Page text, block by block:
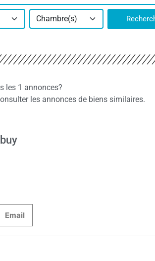
Chambre(s)
les 1 annonces?
les annonces de biens similaires.
Email